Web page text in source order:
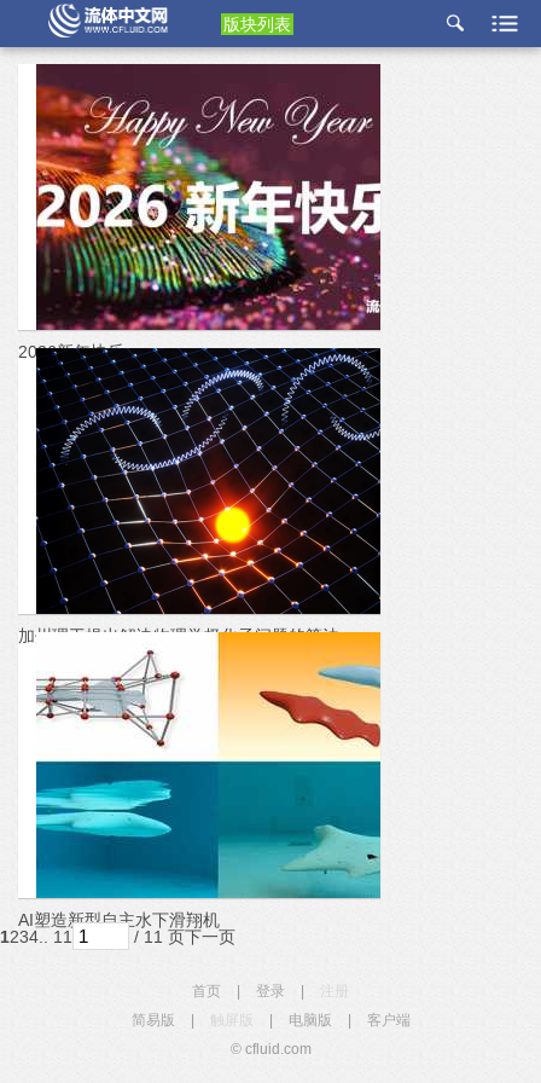
版块列表
etu
2026新年快乐
加州理工提出解决物理学极化子问题的算法
AI塑造新型自主水下滑翔机
1234 .. 11 / 11 页下一页
首页 登录
简易版
触屏版 电脑版
客户端
© cfluid.com